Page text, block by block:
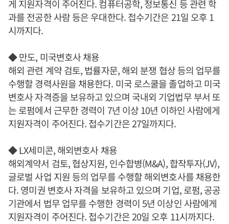
게 지원자격이 주어진다. 컴퓨터공학, 정보통신 등 관련 학
과를 전공한 사람 등은 우대한다. 접수기간은 21일 오후 1
시까지다.
◆ 만도, 미국변호사 채용
해외 관련 계약 검토, 법률자문, 해외 분쟁 협상 등의 업무를
수행할 경력사원을 채용한다. 미국 로스쿨을 졸업하고 미국
변호사 자격증을 보유하고 있으며 국내외 기업법무 부서 또
는 로펌에서 근무한 경력이 7년 이상 10년 이하인 사람에게
지원자격이 주어진다. 접수기간은 27일까지다.
◆ LX세미콘, 해외변호사 채용
해외계약서 검토, 협상지원, 인수합병(M&A), 합작투자(JV),
글로벌 사업 지원 등의 업무를 수행할 해외변호사를 채용한
다. 영미권 변호사 자격을 보유하고 있으며 기업, 로펌, 공공
기관에서 법무 업무를 수행한 경력이 5년 이상인 사람에게
지원자격이 주어진다. 접수기간은 20일 오후 11시까지다.